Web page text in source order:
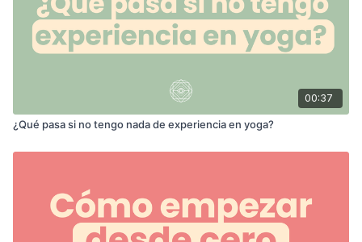
00:37
¿Qué pasa si no tengo nada de experiencia en yoga?